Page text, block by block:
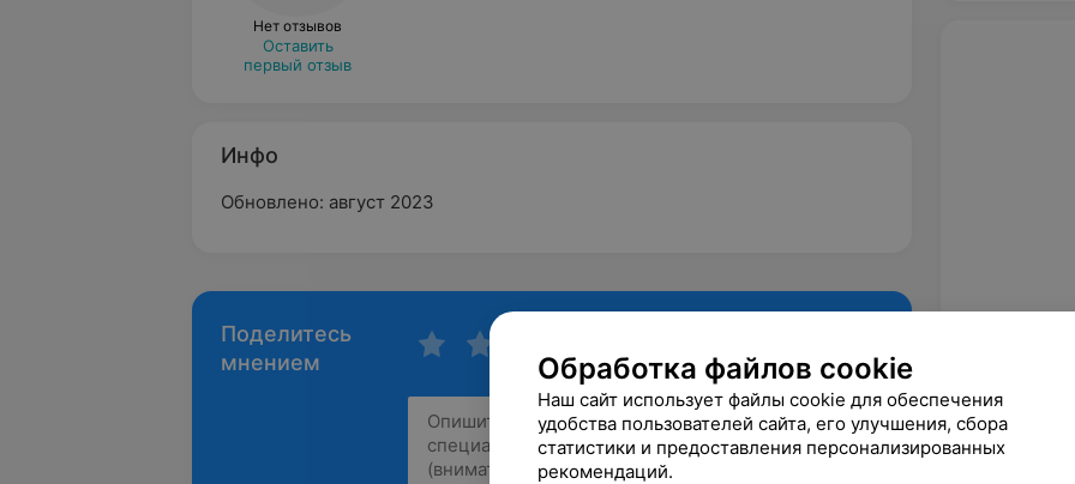
Нет отзывов
Оставить
первый отзыв
Инфо
Обновлено: август 2023
Поделитесь
мнением
Обработка файлов cookie
Наш сайт использует файлы cookie для обеспечения
удобства пользователей сайта, его улучшения, сбора
статистики и предоставления персонализированных
рекомендаций.